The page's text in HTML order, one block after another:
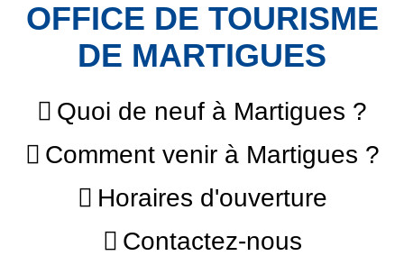
OFFICE DE TOURISME
DE MARTIGUES
Quoi de neuf à Martigues ?
Comment venir à Martigues ?
Horaires d'ouverture
Contactez-nous